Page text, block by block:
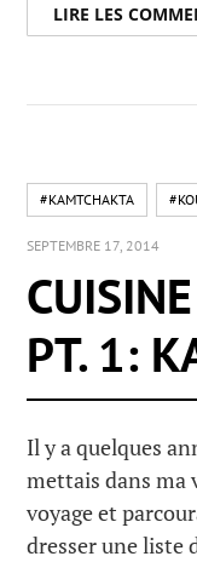
LIRE LES
#KAMTCHAKTA
SEPTEMBRE 17, 2014
PT. 1:
Il y a quelques
mettais dans ma
voyage et
dresser une liste